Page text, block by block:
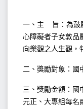
一、主 旨：為鼓
心障礙者子女敦品
向樂觀之人生觀，
二、獎勵對象：國
三、獎勵金額：國
元正、大專組每名